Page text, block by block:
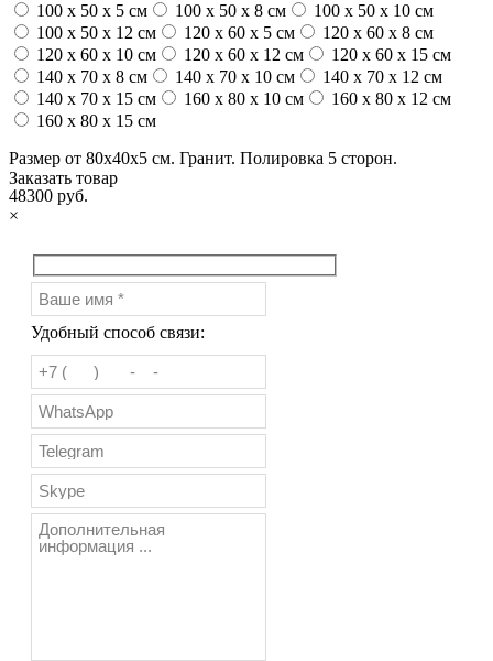
100 x 50 x 5 см
100 х 50 х 8 см
100 x 50 x 10 см
100 x 50 x 12 см
120 x 60 x 5 см
120 x 60 x 8 см
120 x 60 x 10 см
120 x 60 x 12 см
120 x 60 x 15 см
140 x 70 x 8 см
140 x 70 x 10 см
140 x 70 x 12 см
140 x 70 x 15 см
160 x 80 x 10 см
160 x 80 x 12 см
160 x 80 x 15 см
Размер от 80х40х5 см. Гранит. Полировка 5 сторон.
48300 руб.
Заказать товар
×
Удобный способ связи: